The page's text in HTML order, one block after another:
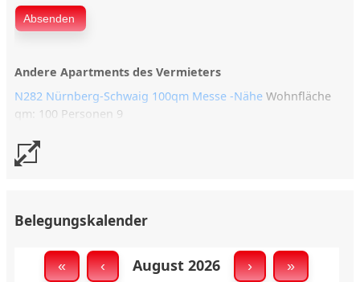
Andere Apartments des Vermieters
N282 Nürnberg-Schwaig 100qm Messe -Nähe Wohnfläche
qm: 100 Personen 9
Belegungskalender
« ‹ August 2026 › »